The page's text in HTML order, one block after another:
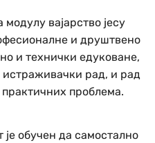
вајарство јесу
и друштвено
и технички едуковане,
рад, и рад
проблема.
је обучен да самостално